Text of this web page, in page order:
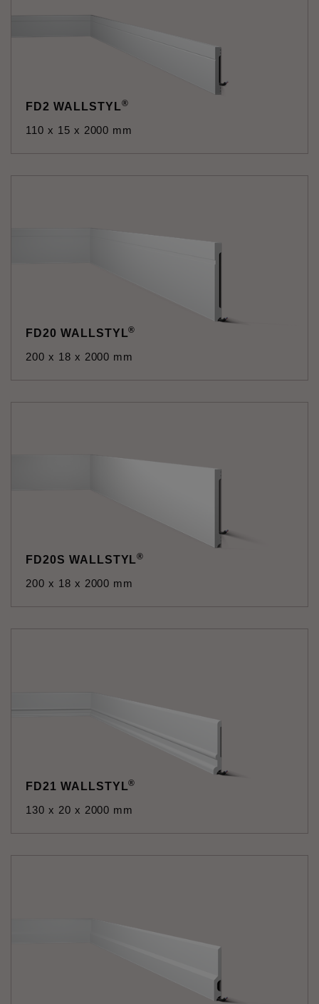
FD2 WALLSTYL®
110 x 15 x 2000 mm
FD20 WALLSTYL®
200 x 18 x 2000 mm
FD20S WALLSTYL®
200 x 18 x 2000 mm
FD21 WALLSTYL®
130 x 20 x 2000 mm